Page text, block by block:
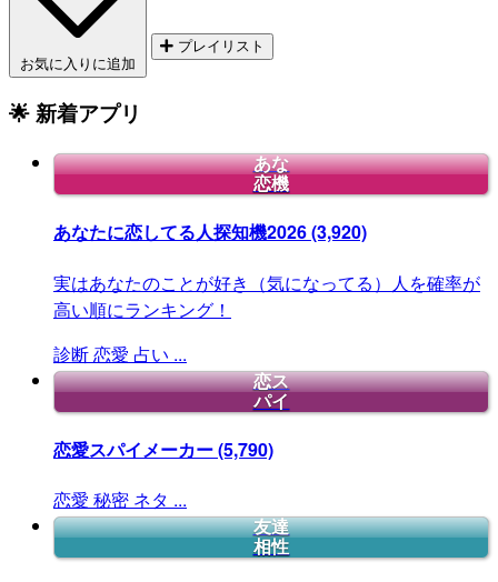
お気に入りに追加
プレイリスト
🌟 新着アプリ
あな
恋機
あなたに恋してる人探知機2026(3,920)
実はあなたのことが好き（気になってる）人を確率が
高い順にランキング！
診断恋愛 占い ...
恋ス
パイ
恋愛スパイメーカー(5,790)
恋愛 秘密 ネタ ...
友達
相性